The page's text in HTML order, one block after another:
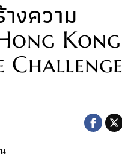
งความ
Kong